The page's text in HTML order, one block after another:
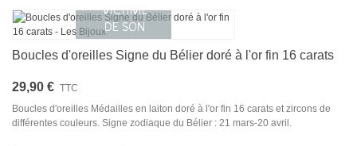
Boucles d'oreilles Signe du Bélier doré à l'or fin 16 carats
29,90 € TTC
Boucles d'oreilles Médailles en laiton doré à l'or fin 16 carats et zircons de
différentes couleurs. Signe zodiaque du Bélier : 21 mars-20 avril.